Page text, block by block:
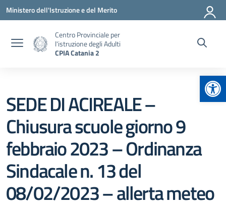
Vai ai contenuti
Vai al menu di navigazione
Vai al footer
Ministero dell'Istruzione e del Merito
Centro Provinciale per
l'istruzione degli Adulti
CPIA Catania 2
SEDE DI ACIREALE –
Chiusura scuole giorno 9
febbraio 2023 – Ordinanza
Sindacale n. 13 del
08/02/2023 – allerta meteo